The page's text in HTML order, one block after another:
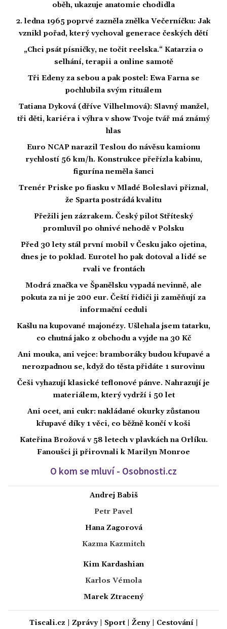
oběh, ukazuje anatomie chodidla
2. ledna 1965 poprvé zazněla znělka Večerníčku: Jak
vznikl pořad, který vychoval generace českých dětí
„Chci psát písničky, ne točit reelska.“ Katarzia o
selhání, terapii a online samotě
Tři Edeny za sebou a pak postel: Ewa Farna se
pochlubila svým rituálem
Tatiana Dyková (dříve Vilhelmová): Slavný manžel,
tři děti, kariéra i výhra v show Tvoje tvář má známý
hlas
Euro NCAP narazil Teslou do návěsu kamionu
rychlostí 56 km/h. Konstrukce přeřízla kabinu,
figurína neměla šanci
Trenér Priske po fiasku v Mladé Boleslavi přiznal,
že Sparta postrádá kvalitu
Přežili jen zázrakem. Český pilot Stříteský
promluvil po ohnivé nehodě v Polsku
Před 30 lety stál první mobil v Česku jako ojetina,
dnes je to poklad. Eurotel ho pak dotoval a lidé se
rvali ve frontách
Modrá značka ve Španělsku vypadá nevinně, ale
pokuta za ni je 200 eur. Čeští řidiči ji zaměňují za
informační ceduli
Kašlu na kupované majonézy. Ušlehala jsem tatarku,
co chutná jako z obchodu a vyjde na 30 Kč
Ani mouka, ani vejce: bramboráky budou křupavé a
nerozpadnou se, když do těsta přidáte 1 surovinu
Češi vyhazují klasické teflonové pánve. Nahrazují je
materiálem, který vydrží i 50 let
Ani ocet, ani cukr: nakládané okurky zůstanou
křupavé díky 1 věci, co běžně končí v koši
Kateřina Brožová v 58 letech v plavkách na Orlíku.
Fanoušci ji přirovnali k Marilyn Monroe
O kom se mluví - Osobnosti.cz
Andrej Babiš
Petr Pavel
Hana Zagorová
Kazma Kazmitch
Kim Kardashian
Karlos Vémola
Marek Ztracený
Tiscali.cz Zprávy| Sport| Ženy| Cestování|